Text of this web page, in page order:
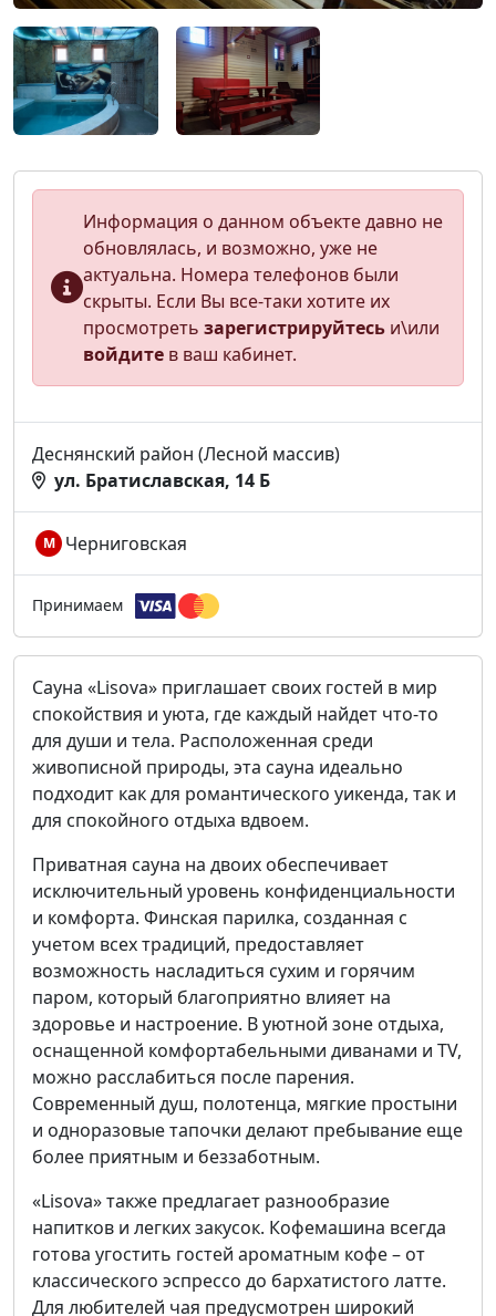
Информация о данном объекте давно не
обновлялась, и возможно, уже не
актуальна. Номера телефонов были
скрыты. Если Вы все-таки хотите их
просмотреть зарегистрируйтесь и\или
войдите в ваш кабинет.
Деснянский район (Лесной массив)
ул. Братиславская, 14 Б
М Черниговская
Принимаем
Сауна «Lisova» приглашает своих гостей в мир
спокойствия и уюта, где каждый найдет что-то
для души и тела. Расположенная среди
живописной природы, эта сауна идеально
подходит как для романтического уикенда, так и
для спокойного отдыха вдвоем.
Приватная сауна на двоих обеспечивает
исключительный уровень конфиденциальности
и комфорта. Финская парилка, созданная с
учетом всех традиций, предоставляет
возможность насладиться сухим и горячим
паром, который благоприятно влияет на
здоровье и настроение. В уютной зоне отдыха,
оснащенной комфортабельными диванами и TV,
можно расслабиться после парения.
Современный душ, полотенца, мягкие простыни
и одноразовые тапочки делают пребывание еще
более приятным и беззаботным.
«Lisova» также предлагает разнообразие
напитков и легких закусок. Кофемашина всегда
готова угостить гостей ароматным кофе – от
классического эспрессо до бархатистого латте.
Для любителей чая предусмотрен широкий